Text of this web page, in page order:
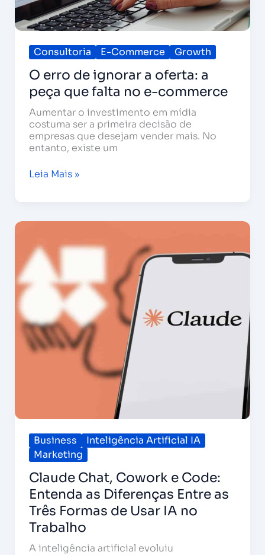
Consultoria E-Commerce Growth
O erro de ignorar a oferta: a
peça que falta no e-commerce
Aumentar o investimento em mídia
costuma ser a primeira decisão de
empresas que desejam vender mais. No
entanto, existe um
Leia Mais »
Business
Inteligência Artificial IA
Marketing
Claude Chat, Cowork e Code:
Entenda as Diferenças Entre as
Três Formas de Usar IA no
Trabalho
A inteligência artificial evoluiu
Cowork
e
Code:
Entenda
Diferenças
Entre
as
Três
Formas